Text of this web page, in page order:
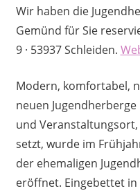
Wir haben die
Gemünd für Sie
9 · 53937 Schleiden.
Modern, komfortabel,
neuen
und
setzt, wurde im
der ehemaligen
eröffnet. Eingebettet